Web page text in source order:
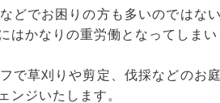
どでお困りの方も多いのではな
はかなりの重労働となってしまい
で草刈りや剪定、伐採などのお
ンジいたします。